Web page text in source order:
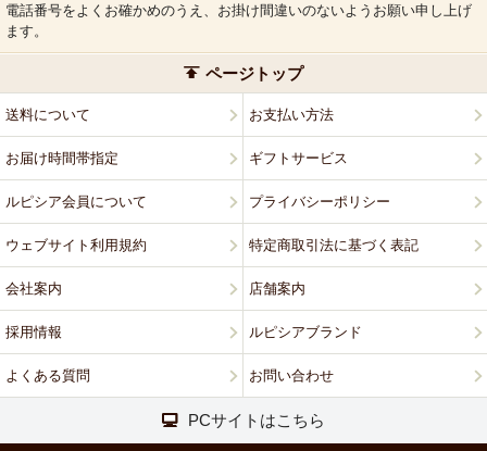
電話番号をよくお確かめのうえ、お掛け間違いのないようお願い申し上げ
ます。
ページトップ
送料について お支払い方法
お届け時間帯指定 ギフトサービス
ルピシア会員について プライバシーポリシー
ウェブサイト利用規約 特定商取引法に基づく表記
会社案内 店舗案内
採用情報 ルピシアブランド
よくある質問 お問い合わせ
PCサイトはこちら